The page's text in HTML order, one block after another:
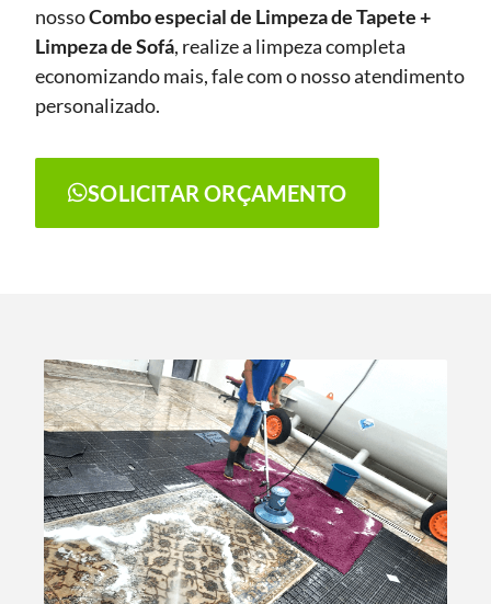
nossoCombo especial de Limpeza de Tapete +
Limpeza de Sofá, realize a limpeza completa
economizando mais, fale com o nosso atendimento
personalizado.
SOLICITAR ORÇAMENTO